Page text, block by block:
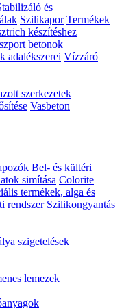
és
Szilikapor Termékek
készítéshez
betonok
adalékszerei Vízzáró
szerkezetek
Vasbeton
Bel- és kültéri
simítása Colorite
termékek, alga és
rendszer Szilikongyantás
szigetelések
lemezek